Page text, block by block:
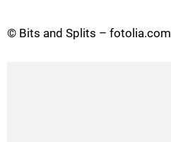
© Bits and Splits – fotolia.com